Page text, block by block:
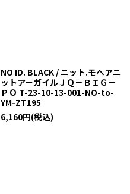
NO ID. BLACK / ニット.モヘアニ
ットアーガイルＪＱ－ＢＩＧ－
ＰＯ T-23-10-13-001-NO-to-
YM-ZT195
6,160円(税込)